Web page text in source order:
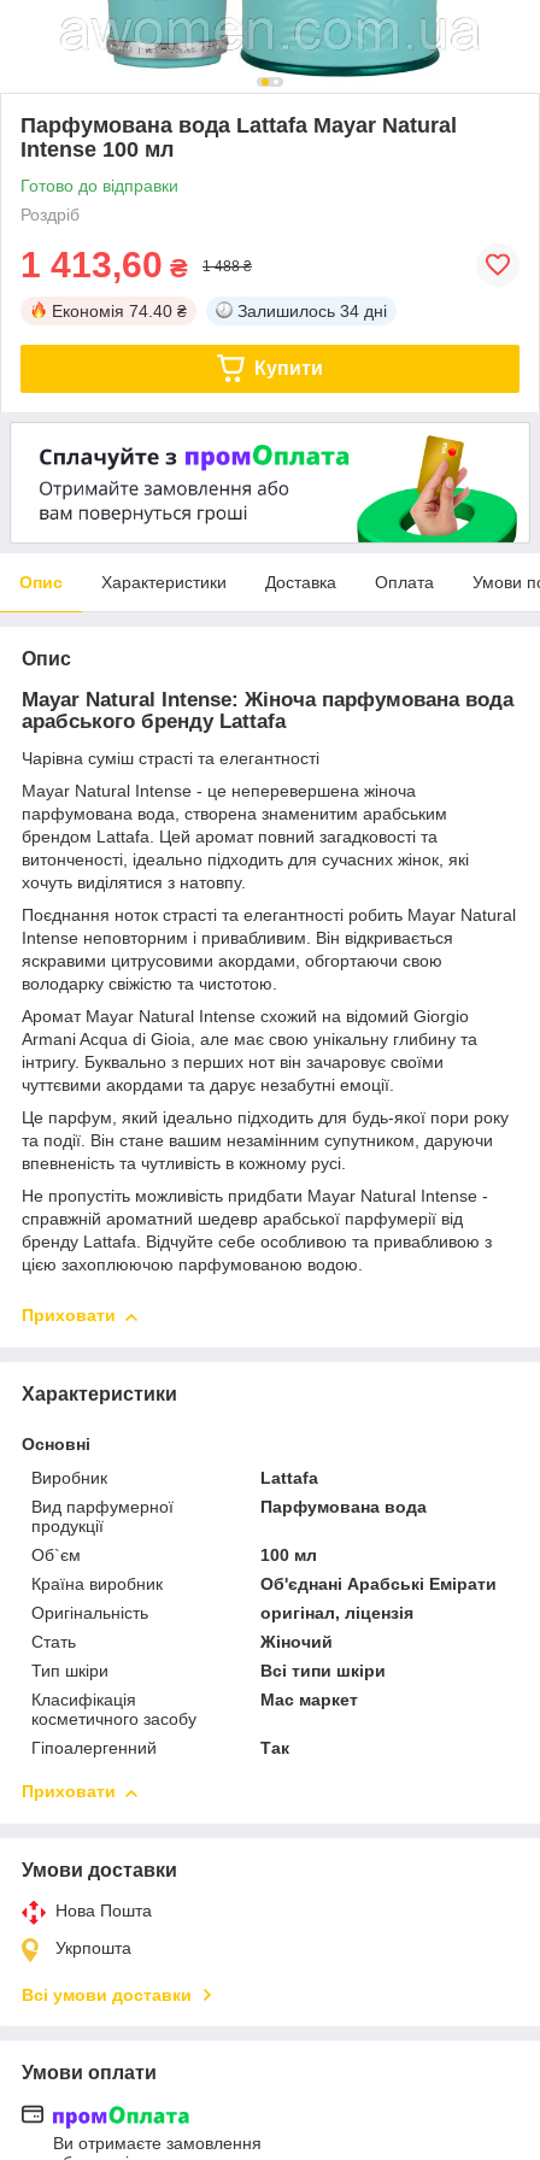
Парфумована вода Lattafa Mayar Natural
Intense 100 мл
Готово до відправки
Роздріб
1 413,60 ₴ 1 488 ₴
Економія 74.40 ₴ Залишилось 34 дні
Купити
Опис Характеристики Доставка Оплата Умови
Опис
Mayar Natural Intense: Жіноча парфумована вода
арабського бренду Lattafa
Чарівна суміш страсті та елегантності
Mayar Natural Intense - це неперевершена жіноча
парфумована вода, створена знаменитим арабським
брендом Lattafa. Цей аромат повний загадковості та
витонченості, ідеально підходить для сучасних жінок, які
хочуть виділятися з натовпу.
Поєднання ноток страсті та елегантності робить Mayar Natural
Intense неповторним і привабливим. Він відкривається
яскравими цитрусовими акордами, обгортаючи свою
володарку свіжістю та чистотою.
Аромат Mayar Natural Intense схожий на відомий Giorgio
Armani Acqua di Gioia, але має свою унікальну глибину та
інтригу. Буквально з перших нот він зачаровує своїми
чуттєвими акордами та дарує незабутні емоції.
Це парфум, який ідеально підходить для будь-якої пори року
та події. Він стане вашим незамінним супутником, даруючи
впевненість та чутливість в кожному русі.
Не пропустіть можливість придбати Mayar Natural Intense -
справжній ароматний шедевр арабської парфумерії від
бренду Lattafa. Відчуйте себе особливою та привабливою з
цією захоплюючою парфумованою водою.
Приховати
Характеристики
Основні
Виробник
Lattafa
Вид парфумерної
продукції
Парфумована вода
Об`єм
100 мл
Країна виробник
Об'єднані Арабські Емірати
Оригінальність
оригінал, ліцензія
Стать
Жіночий
Тип шкіри
Всі типи шкіри
Класифікація
косметичного засобу
Мас маркет
Гіпоалергенний Так
Приховати
Умови доставки
Нова Пошта
Укрпошта
Всі умови доставки
Умови оплати
Ви отримаєте замовлення